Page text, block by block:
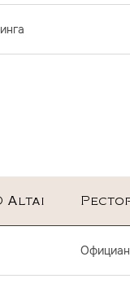
Altai